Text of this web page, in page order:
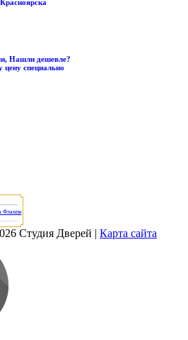
Нашли дешевле?
специально
Флампе
Студия Дверей | Карта сайта